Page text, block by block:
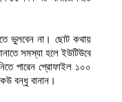
ভুলবেন না। ছোট কথায়
সমস্যা হলে ইউটিউবে
পারেন প্রোফাইল ১০০
বন্ধু বানান।